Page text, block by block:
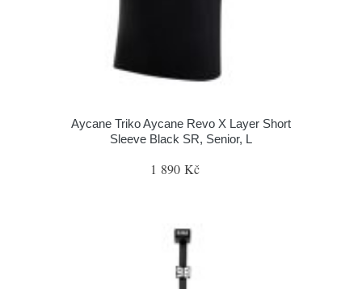
Aycane Triko Aycane Revo X Layer Short
Sleeve Black SR, Senior, L
1 890 Kč